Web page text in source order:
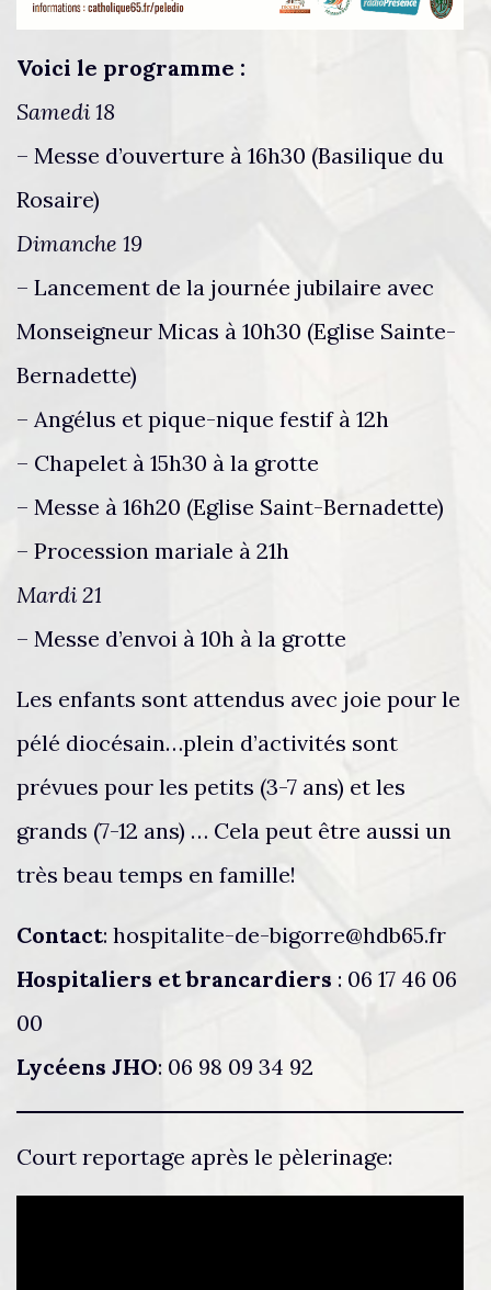
Voici le programme :
Samedi 18
– Messe d’ouverture à 16h30 (Basilique du
Rosaire)
Dimanche 19
– Lancement de la journée jubilaire avec
Monseigneur Micas à 10h30 (Eglise Sainte-
Bernadette)
– Angélus et pique-nique festif à 12h
– Chapelet à 15h30 à la grotte
– Messe à 16h20 (Eglise Saint-Bernadette)
– Procession mariale à 21h
Mardi 21
– Messe d’envoi à 10h à la grotte
Les enfants sont attendus avec joie pour le
pélé diocésain…plein d’activités sont
prévues pour les petits (3-7 ans) et les
grands (7-12 ans) … Cela peut être aussi un
très beau temps en famille!
Contact: hospitalite-de-bigorre@hdb65.fr
Hospitaliers et brancardiers : 06 17 46 06
00
Lycéens JHO: 06 98 09 34 92
Court reportage après le pèlerinage: